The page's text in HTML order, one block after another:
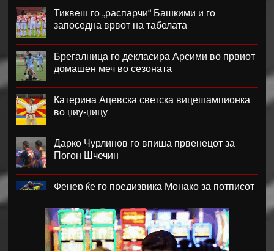
Тиквеш го „распарчи“ Башкими и го
запоседна врвот на табелата
Брегалница го декласира Арсими во првиот
домашен меч во сезоната
Катерина Ацевска светска вицешампионка
во џиу-џицу
Дарко Чурлинов го впиша првенецот за
Погон Шчечин
Фенер ќе го предизвика Монако за потписот
Челзи убедливо го надигра Милан во
Австралија